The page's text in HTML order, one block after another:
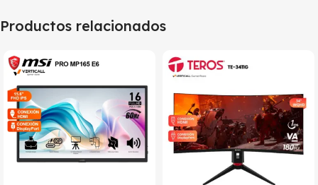
Productos relacionados